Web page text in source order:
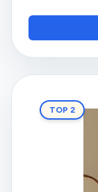
TOP 2